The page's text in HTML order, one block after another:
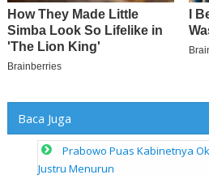
Baca Juga
Prabowo Puas Kabinetnya
Justru Menurun